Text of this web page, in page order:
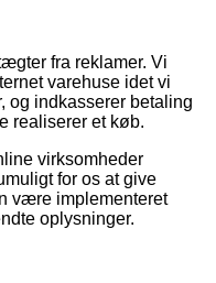
fra reklamer. Vi
varehuse idet vi
og indkasserer betaling
realiserer et køb.
virksomheder
for os at give
være implementeret
oplysninger.